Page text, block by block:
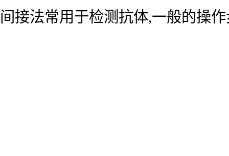
间接法常用于检测抗体,一般的操